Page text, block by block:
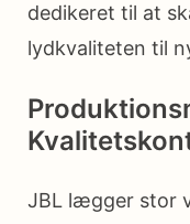
dedikeret til at
lydkvaliteten til
JBL lægger stor